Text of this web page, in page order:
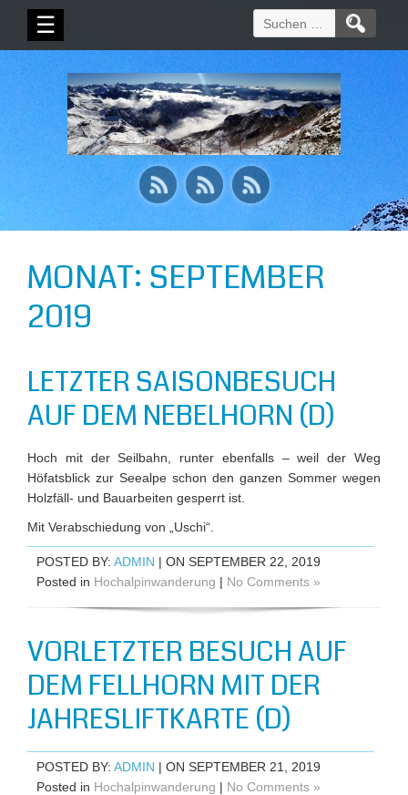
☰
Suchen
nach:
MONAT: SEPTEMBER
2019
LETZTER SAISONBESUCH
AUF DEM NEBELHORN (D)
Hoch mit der Seilbahn, runter ebenfalls – weil der Weg
Höfatsblick zur Seealpe schon den ganzen Sommer wegen
Holzfäll- und Bauarbeiten gesperrt ist.
Mit Verabschiedung von „Uschi“.
POSTED BY: ADMIN | ON SEPTEMBER 22, 2019
Posted in Hochalpinwanderung | No Comments »
VORLETZTER BESUCH AUF
DEM FELLHORN MIT DER
JAHRESLIFTKARTE (D)
POSTED BY: ADMIN | ON SEPTEMBER 21, 2019
Posted in Hochalpinwanderung | No Comments »